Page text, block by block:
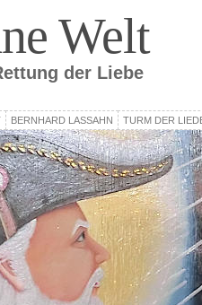
Welt
der Liebe
BERNHARD LASSAHN TURM DER